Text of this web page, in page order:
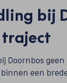
bij
Doornbos
een